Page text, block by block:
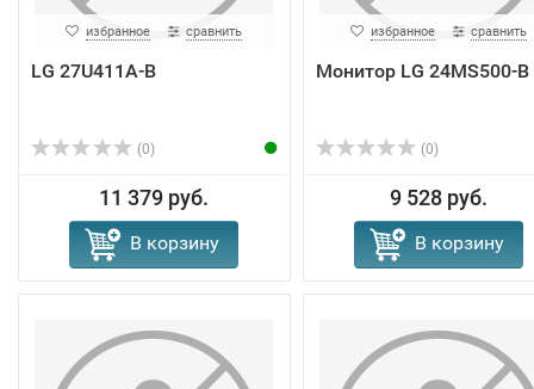
избранное сравнить
LG 27U411A-B
(0)
11 379 руб.
В корзину
избранное сравнить
Монитор LG 24MS500-B
(0)
9 528 руб.
В корзину